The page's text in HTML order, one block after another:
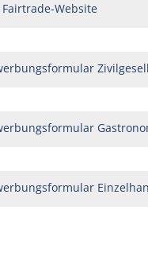
Website